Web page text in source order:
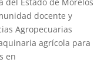
del Estado de Morelos
docente y
Agropecuarias
agrícola para
en